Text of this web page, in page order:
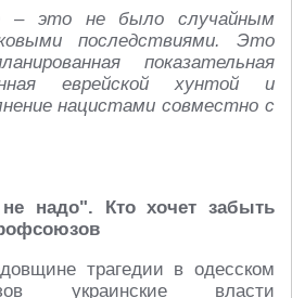
– это не было случайным
последствиями. Это
показательная
еврейской хунтой и
нацистами совместно с
надо". Кто хочет забыть
трагедии в одесском
украинские власти